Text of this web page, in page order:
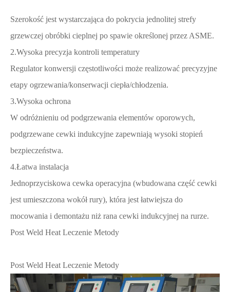
Szerokość jest wystarczająca do pokrycia jednolitej strefy
grzewczej obróbki cieplnej po spawie określonej przez ASME.
2.Wysoka precyzja kontroli temperatury
Regulator konwersji częstotliwości może realizować precyzyjne
etapy ogrzewania/konserwacji ciepła/chłodzenia.
3.Wysoka ochrona
W odróżnieniu od podgrzewania elementów oporowych,
podgrzewane cewki indukcyjne zapewniają wysoki stopień
bezpieczeństwa.
4.Łatwa instalacja
Jednoprzyciskowa cewka operacyjna (wbudowana część cewki
jest umieszczona wokół rury), która jest łatwiejsza do
mocowania i demontażu niż rana cewki indukcyjnej na rurze.
Post Weld Heat Leczenie Metody
Post Weld Heat Leczenie Metody